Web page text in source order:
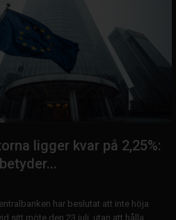
ligger kvar på 2,25%:
har beslutat att inte höja
sitt möte den 23 juli, utan att hålla